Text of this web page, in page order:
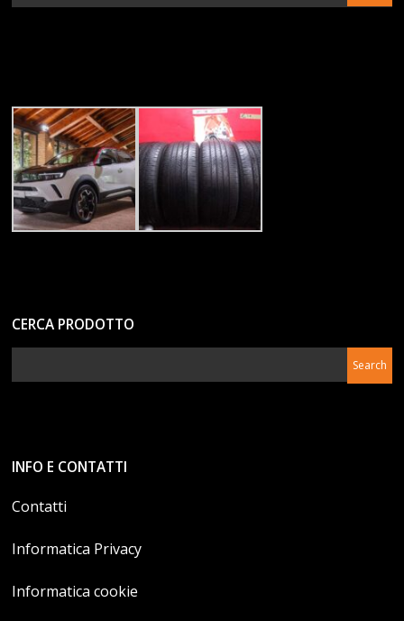
CERCA PRODOTTO
INFO E CONTATTI
Contatti
Informatica Privacy
Informatica cookie